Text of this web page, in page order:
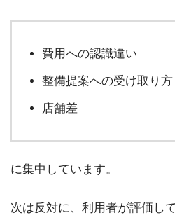
費用への認識違い
整備提案への受け取り方
店舗差
に集中しています。
次は反対に、利用者が評価し